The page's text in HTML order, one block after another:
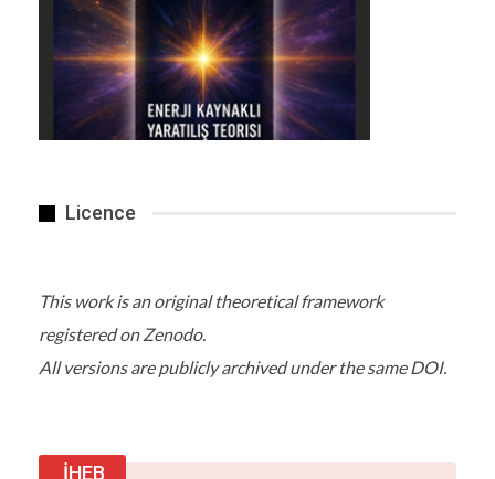
Polis ekipleri olayı aydınlatmak için çalışma
başlattı
İstanbulda korkunç olay: Elleri arkadan bağlı
ağaca asılı…
İhbar üzerine olay yerine çok sayıda polis ekibi
sevk edildi. Olay yerine gelen ekipler çevrede
öğrenildi. Cinayet şüphesi üzerinde duran ekipler
olay yerinde incelemelerini tamamladı.
Detaylar
Licence
This work is an original theoretical framework
registered on Zenodo.
All versions are publicly archived under the same DOI.
İHEB